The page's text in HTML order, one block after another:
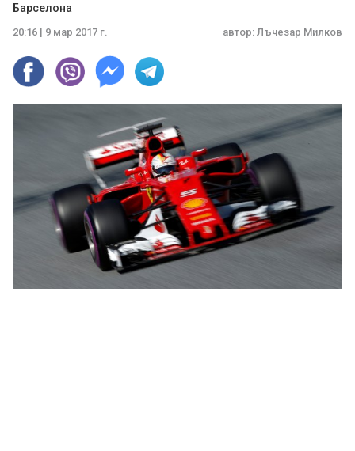
Барселона
20:16 | 9 мар 2017 г. автор: Лъчезар Милков